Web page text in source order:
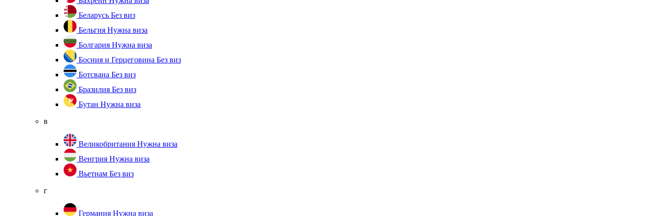
Беларусь Без виз
Бельгия Нужна виза
Болгария Нужна виза
Босния и Герцеговина Без виз
Ботсвана Без виз
Бразилия Без виз
Бутан Нужна виза
в
Великобритания Нужна виза
Венгрия Нужна виза
Вьетнам Без виз
г
Германия Нужна виза